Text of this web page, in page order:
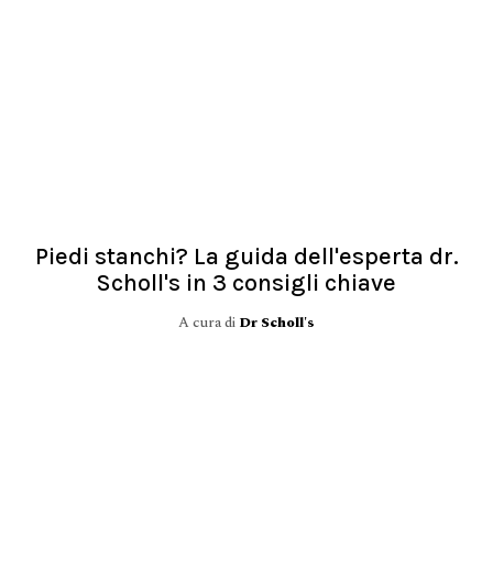
Piedi stanchi? La guida dell'esperta dr.
Scholl's in 3 consigli chiave
A cura di Dr Scholl's